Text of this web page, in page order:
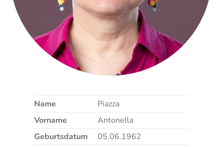
Name
Piazza
Vorname
Antonella
Geburtsdatum
05.06.1962